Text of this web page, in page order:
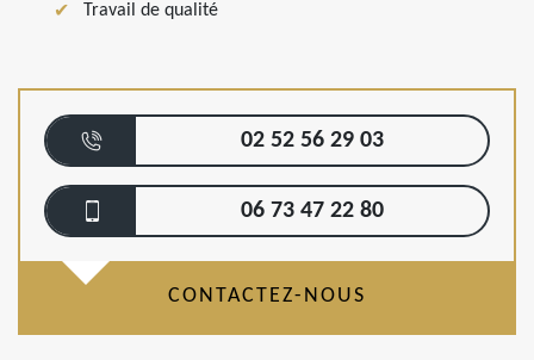
Travail de qualité
02 52 56 29 03
06 73 47 22 80
CONTACTEZ-NOUS